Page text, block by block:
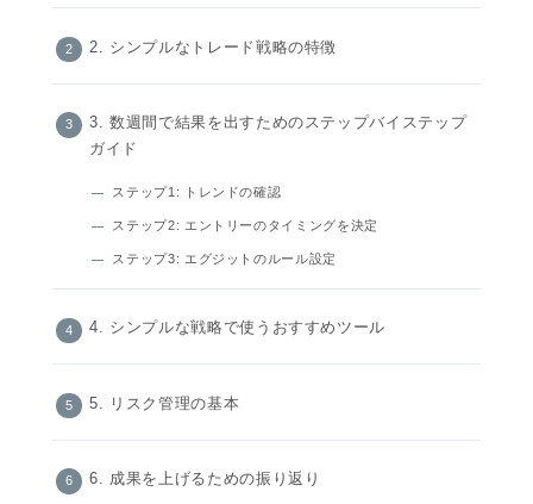
2. シンプルなトレード戦略の特徴
3. 数週間で結果を出すためのステップバイステップ
ガイド
ステップ1: トレンドの確認
ステップ2: エントリーのタイミングを決定
ステップ3: エグジットのルール設定
4. シンプルな戦略で使うおすすめツール
5. リスク管理の基本
6. 成果を上げるための振り返り